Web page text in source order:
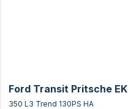
Ford Transit Pritsche EK
350 L3 Trend 130PS HA